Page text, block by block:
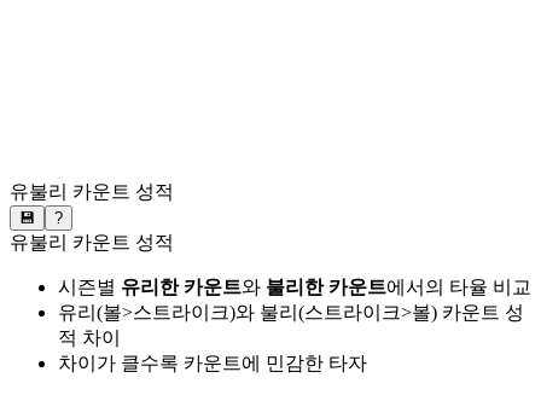
유불리 카운트 성적
💾 ?
유불리 카운트 성적
시즌별 유리한 카운트와 불리한 카운트에서의 타율 비교
유리(볼>스트라이크)와 불리(스트라이크>볼) 카운트 성
적 차이
차이가 클수록 카운트에 민감한 타자